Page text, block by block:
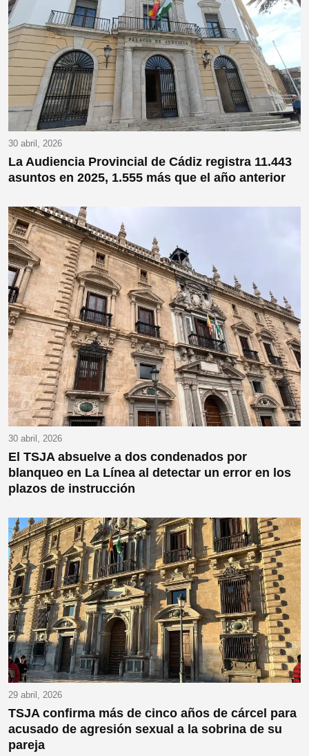
30 abril, 2026
La Audiencia Provincial de Cádiz registra 11.443
asuntos en 2025, 1.555 más que el año anterior
30 abril, 2026
El TSJA absuelve a dos condenados por
blanqueo en La Línea al detectar un error en los
plazos de instrucción
29 abril, 2026
TSJA confirma más de cinco años de cárcel para
acusado de agresión sexual a la sobrina de su
pareja